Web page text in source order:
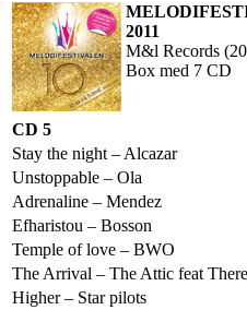
2011
M&l Records
Box med 7 CD
CD 5
Stay the night – Alcazar
Unstoppable – Ola
Adrenaline – Mendez
Efharistou – Bosson
Temple of love – BWO
The Arrival – The Attic feat
Higher – Star pilots